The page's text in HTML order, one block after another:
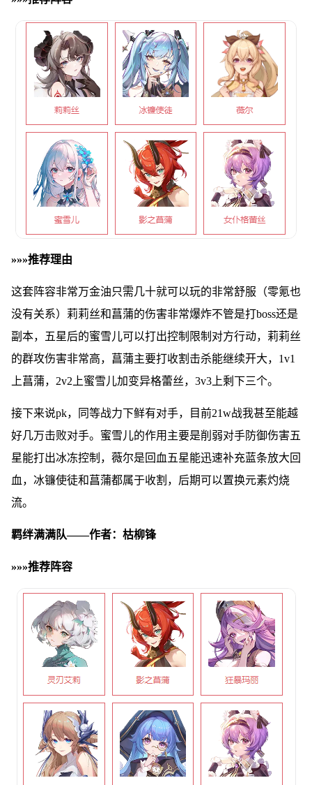
»»»推荐理由
这套阵容非常万金油只需几十就可以玩的非常舒服（零氪也
没有关系）莉莉丝和菖蒲的伤害非常爆炸不管是打boss还是
副本，五星后的蜜雪儿可以打出控制限制对方行动，莉莉丝
的群攻伤害非常高，菖蒲主要打收割击杀能继续开大，1v1
上菖蒲，2v2上蜜雪儿加变异格蕾丝，3v3上剩下三个。
接下来说pk，同等战力下鲜有对手，目前21w战我甚至能越
好几万击败对手。蜜雪儿的作用主要是削弱对手防御伤害五
星能打出冰冻控制，薇尔是回血五星能迅速补充蓝条放大回
血，冰镰使徒和菖蒲都属于收割，后期可以置换元素灼烧
流。
羁绊满满队——作者：枯柳锋
»»»推荐阵容